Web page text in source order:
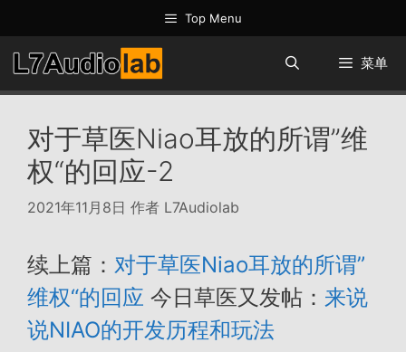
至
内
容
Top Menu
菜单
对于草医Niao耳放的所谓”维
权“的回应-2
2021年11月8日 作者 L7Audiolab
续上篇： 对于草医Niao耳放的所谓”
维权“的回应 今日草医又发帖： 来说
说NIAO的开发历程和玩法